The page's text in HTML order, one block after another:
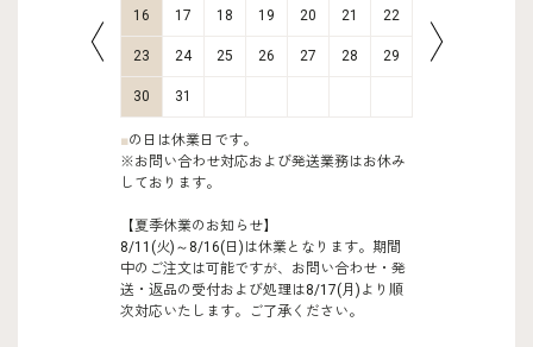
16 17 18 19 20 21 22
23 24 25 26 27 28 29
30 31
■の日は休業日です。
※お問い合わせ対応および発送業務はお休み
しております。
【夏季休業のお知らせ】
8/11(火)～8/16(日)は休業となります。期間
中のご注文は可能ですが、お問い合わせ・発
送・返品の受付および処理は8/17(月)より順
次対応いたします。ご了承ください。